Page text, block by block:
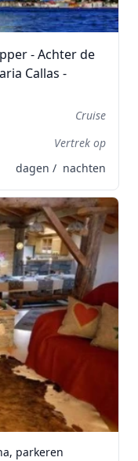
- Achter de
Callas -
Cruise
Vertrek op
dagen / nachten
parkeren